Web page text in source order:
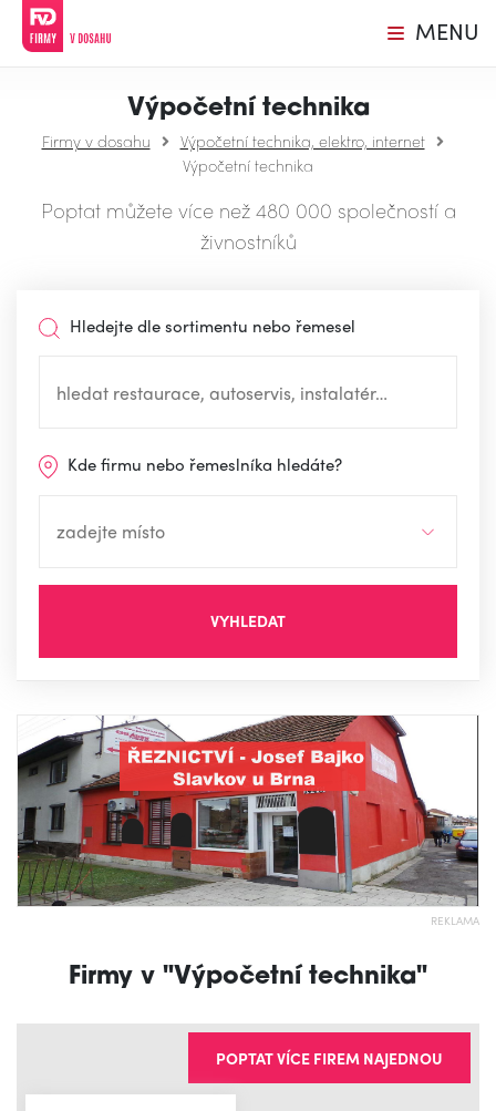
MENU
Výpočetní technika
Firmy v dosahu
Výpočetní technika, elektro, internet
Výpočetní technika
Poptat můžete více než 480 000 společností a
živnostníků
Hledejte dle sortimentu nebo řemesel
Kde firmu nebo řemeslníka hledáte?
VYHLEDAT
REKLAMA
Firmy v "Výpočetní technika"
POPTAT VÍCE FIREM NAJEDNOU